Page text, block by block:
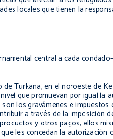
locales que tienen la
central a cada
Turkana, en el noroeste de
que promuevan por igual la
los gravámenes e
a través de la imposición
y otros pagos, ellos
les concedan la autorización